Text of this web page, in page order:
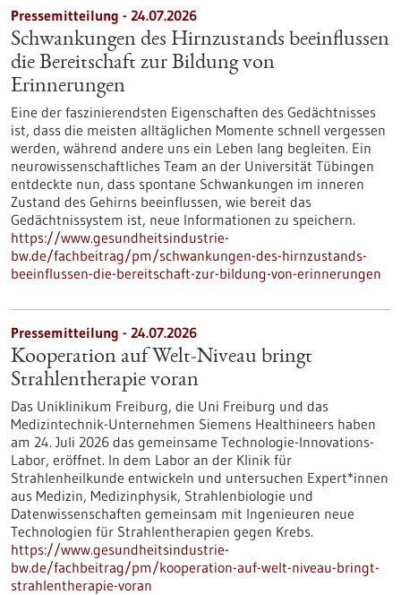
Pressemitteilung - 24.07.2026
Schwankungen des Hirnzustands beeinflussen
die Bereitschaft zur Bildung von
Erinnerungen
Eine der faszinierendsten Eigenschaften des Gedächtnisses
ist, dass die meisten alltäglichen Momente schnell vergessen
werden, während andere uns ein Leben lang begleiten. Ein
neurowissenschaftliches Team an der Universität Tübingen
entdeckte nun, dass spontane Schwankungen im inneren
Zustand des Gehirns beeinflussen, wie bereit das
Gedächtnissystem ist, neue Informationen zu speichern.
https://www.gesundheitsindustrie-
bw.de/fachbeitrag/pm/schwankungen-des-hirnzustands-
beeinflussen-die-bereitschaft-zur-bildung-von-erinnerungen
Pressemitteilung - 24.07.2026
Kooperation auf Welt-Niveau bringt
Strahlentherapie voran
Das Uniklinikum Freiburg, die Uni Freiburg und das
Medizintechnik-Unternehmen Siemens Healthineers haben
am 24. Juli 2026 das gemeinsame Technologie-Innovations-
Labor, eröffnet. In dem Labor an der Klinik für
Strahlenheilkunde entwickeln und untersuchen Expert*innen
aus Medizin, Medizinphysik, Strahlenbiologie und
Datenwissenschaften gemeinsam mit Ingenieuren neue
Technologien für Strahlentherapien gegen Krebs.
https://www.gesundheitsindustrie-
bw.de/fachbeitrag/pm/kooperation-auf-welt-niveau-bringt-
strahlentherapie-voran